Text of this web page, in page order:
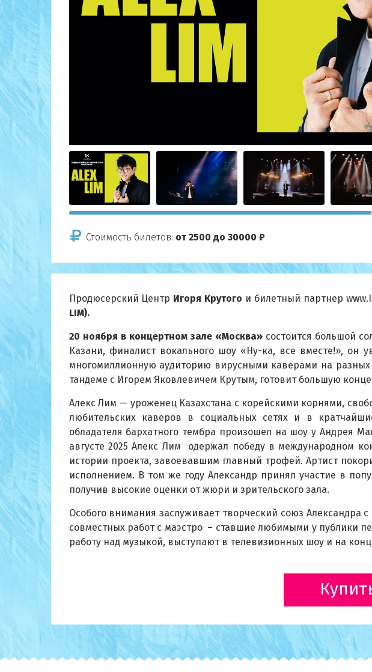
Стоимость билетов: от 2500 до 30000 ₽
Продюсерский Центр Игоря Крутого и билетный партнер
LIM).
20 ноября в концертном зале «Москва»состоится большой
Казани, финалист вокального шоу «Ну-ка, все вместе!», он
многомиллионную аудиторию вирусными каверами на
тандеме с Игорем Яковлевичем Крутым, готовит большую
Алекс Лим — уроженец Казахстана с корейскими корнями,
любительских каверов в социальных сетях и в
обладателя бархатного тембра произошел на шоу у Андрея
августе 2025 Алекс Лим одержал победу в международном
истории проекта, завоевавшим главный трофей. Артист
исполнением. В том же году Александр принял участие в
получив высокие оценки от жюри и зрительского зала.
Особого внимания заслуживает творческий союз
совместных работ с маэстро – ставшие любимыми у публики
работу над музыкой, выступают в телевизионных шоу и на